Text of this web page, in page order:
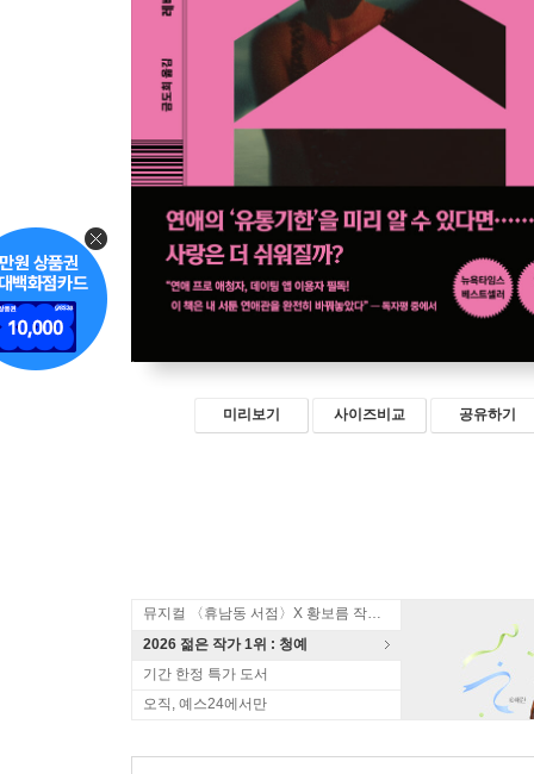
미리보기 사이즈비교 공유하기
뮤지컬 〈휴남동 서점〉X 황보름 작가 북토크
2026 젊은 작가 1위 : 청예
기간 한정 특가 도서
오직, 예스24에서만